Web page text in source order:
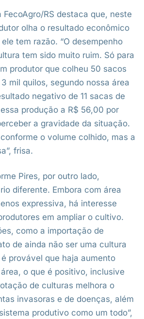
FecoAgro/RS destaca que, neste
olha o resultado econômico
tem razão. “O desempenho
tem sido muito ruim. Só para
produtor que colheu 50 sacos
mil quilos, segundo nossa área
negativo de 11 sacas de
produção a R$ 56,00 por
a gravidade da situação.
o volume colhido, mas a
frisa.
Pires, por outro lado,
diferente. Embora com área
expressiva, há interesse
em ampliar o cultivo.
como a importação de
de ainda não ser uma cultura
provável que haja aumento
o que é positivo, inclusive
de culturas melhora o
invasoras e de doenças, além
produtivo como um todo”,